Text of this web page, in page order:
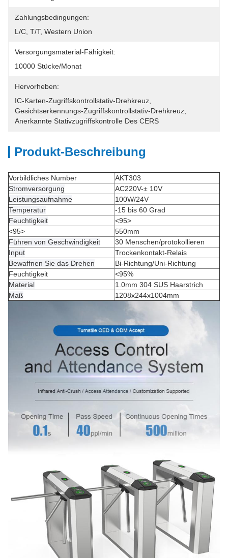
Zahlungsbedingungen:
L/C, T/T, Western Union
Versorgungsmaterial-Fähigkeit:
10000 Stücke/Monat
Hervorheben:
IC-Karten-Zugriffskontrollstativ-Drehkreuz
Gesichtserkennungs-Zugriffskontrollstativ-Drehkreuz
Anerkannte Stativzugriffskontrolle Des CERS
Produkt-Beschreibung
Vorbildliches Number
AKT303
Stromversorgung
AC220V-± 10V
Leistungsaufnahme
100W/24V
Temperatur
-15 bis 60 Grad
Feuchtigkeit
<95>
<95>
550mm
Führen von Geschwindigkeit
30 Menschen/protokollieren
Input
Trockenkontakt-Relais
Bewaffnen Sie das Drehen
Bi-Richtung/Uni-Richtung
Feuchtigkeit
<95%
Material
1.0mm 304 SUS Haarstrich
Maß
1208x244x1004mm